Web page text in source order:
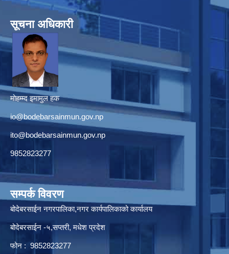
सूचना अधिकारी
मोहम्म्द इमामुल हक
io@bodebarsainmun.gov.np
ito@bodebarsainmun.gov.np
9852823277
सम्पर्क विवरण
बोदेबरसाईन नगरपालिका,नगर कार्यपालिकाको कार्यालय
बोदेबरसाईन -५,सप्तरी, मधेश प्रदेश
फोन : 9852823277